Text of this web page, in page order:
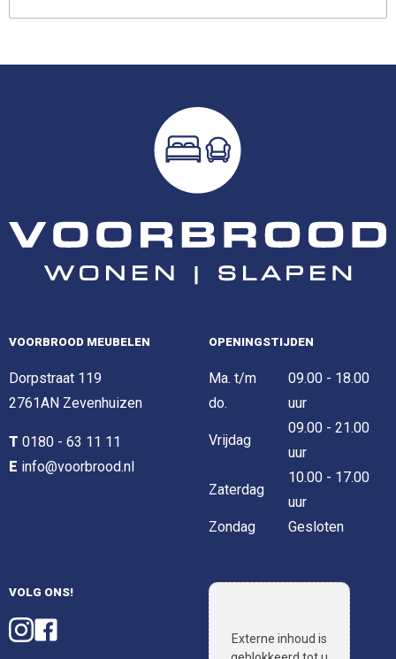
VOORBROOD MEUBELEN
Dorpstraat 119
2761AN Zevenhuizen
T 0180 - 63 11 11
E info@voorbrood.nl
OPENINGSTIJDEN
Ma. t/m
do.
09.00 - 18.00
uur
Vrijdag
09.00 - 21.00
uur
Zaterdag
10.00 - 17.00
uur
Zondag
Gesloten
VOLG ONS!
Externe inhoud is